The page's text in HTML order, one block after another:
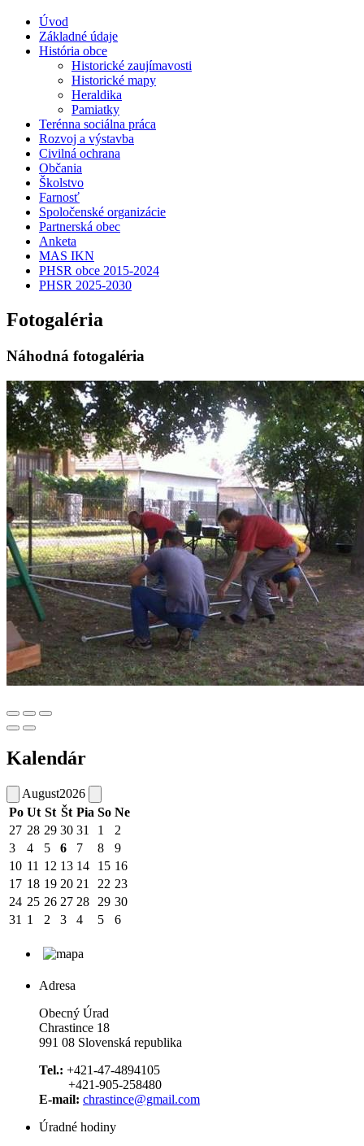
Úvod
Základné údaje
História obce
Historické zaujímavosti
Historické mapy
Heraldika
Pamiatky
Terénna sociálna práca
Rozvoj a výstavba
Civilná ochrana
Občania
Školstvo
Farnosť
Spoločenské organizácie
Partnerská obec
Anketa
MAS IKN
PHSR obce 2015-2024
PHSR 2025-2030
Fotogaléria
Náhodná fotogaléria
Kalendár
August2026
Po Ut St Št Pia So Ne
27 28 29 30 31 1
2
3
4 5 6 7 8
9
10 11 12 13 14 15 16
17 18 19 20 21 22 23
24 25 26 27 28 29 30
31 1 2 3 4 5 6
Adresa
Obecný Úrad
Chrastince 18
991 08 Slovenská republika
Tel.: +421-47-4894105
+421-905-258480
E-mail: chrastince@gmail.com
Úradné hodiny